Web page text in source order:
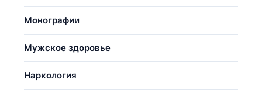
Монографии
Мужское здоровье
Наркология